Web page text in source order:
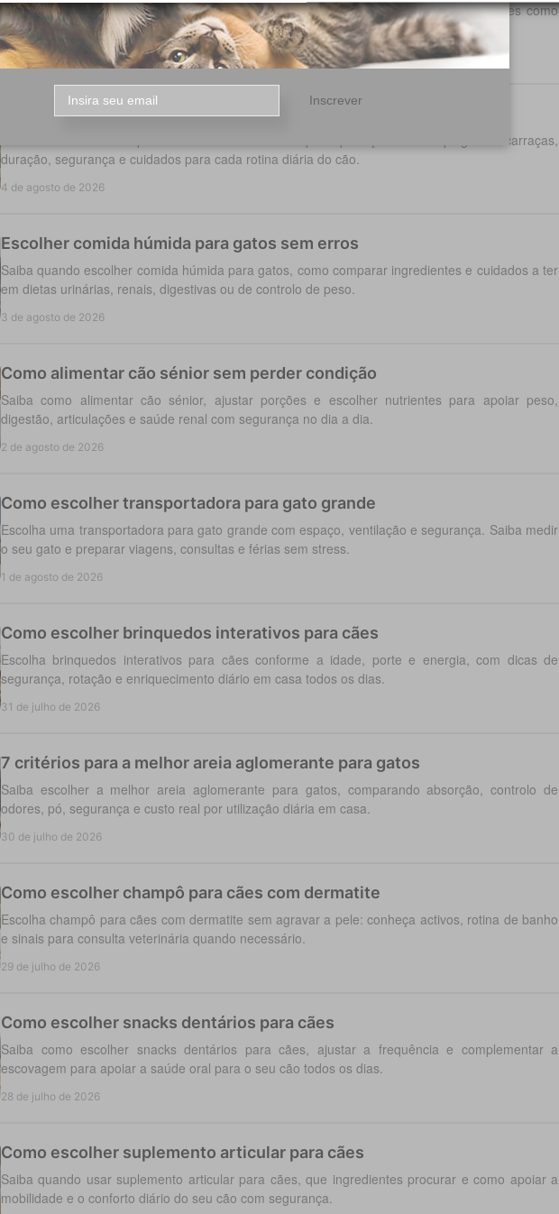
Inscrever
Saiba como escolher Pro Plan para cães e gatos conforme idade, porte e necessidades como
digestão, pele, peso ou saúde urinária, com critério em casa.
5 de agosto de 2026
Coleira antiparasitária para cães: como escolher
Escolha a coleira antiparasitária cães certa: compare proteção contra pulgas e carraças,
duração, segurança e cuidados para cada rotina diária do cão.
4 de agosto de 2026
Escolher comida húmida para gatos sem erros
Saiba quando escolher comida húmida para gatos, como comparar ingredientes e cuidados a ter
em dietas urinárias, renais, digestivas ou de controlo de peso.
3 de agosto de 2026
Como alimentar cão sénior sem perder condição
Saiba como alimentar cão sénior, ajustar porções e escolher nutrientes para apoiar peso,
digestão, articulações e saúde renal com segurança no dia a dia.
2 de agosto de 2026
Como escolher transportadora para gato grande
Escolha uma transportadora para gato grande com espaço, ventilação e segurança. Saiba medir
o seu gato e preparar viagens, consultas e férias sem stress.
1 de agosto de 2026
Como escolher brinquedos interativos para cães
Escolha brinquedos interativos para cães conforme a idade, porte e energia, com dicas de
segurança, rotação e enriquecimento diário em casa todos os dias.
31 de julho de 2026
7 critérios para a melhor areia aglomerante para gatos
Saiba escolher a melhor areia aglomerante para gatos, comparando absorção, controlo de
odores, pó, segurança e custo real por utilização diária em casa.
30 de julho de 2026
Como escolher champô para cães com dermatite
Escolha champô para cães com dermatite sem agravar a pele: conheça activos, rotina de banho
e sinais para consulta veterinária quando necessário.
29 de julho de 2026
Como escolher snacks dentários para cães
Saiba como escolher snacks dentários para cães, ajustar a frequência e complementar a
escovagem para apoiar a saúde oral para o seu cão todos os dias.
28 de julho de 2026
Como escolher suplemento articular para cães
Saiba quando usar suplemento articular para cães, que ingredientes procurar e como apoiar a
mobilidade e o conforto diário do seu cão com segurança.